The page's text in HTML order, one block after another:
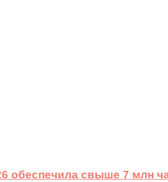
обеспечила свыше 7 млн